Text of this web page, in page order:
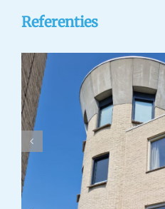
Referenties
gevelreiniging